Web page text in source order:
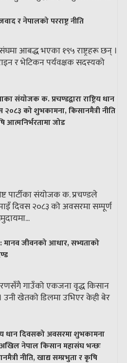
र नेपालको परराष्ट्र नीति
आबद्ध भएका १९५ राष्ट्रहरू छन् ।
र भेटिकन पर्यवक्षक सदस्यको
संयोजक क. प्रचण्डद्वारा राष्ट्रिय धान
२०८३ को शुभकामना, किसानमैत्री नीति
आत्मनिर्भरतामा जोड
पार्टीका संयोजक क. प्रचण्डले
दिवस २०८३ को अवसरमा सम्पूर्ण
मानव जीवनको आधार, सभ्यताको
गाउँको एकजना वृद्ध किसान
खेतको डिलमा उभिएर केही बेर
धान दिवसको अवसरमा शुभकामना
नेपाल किसान महासंघ भन्छः
नीति, खाद्य सम्प्रभुता र कृषि